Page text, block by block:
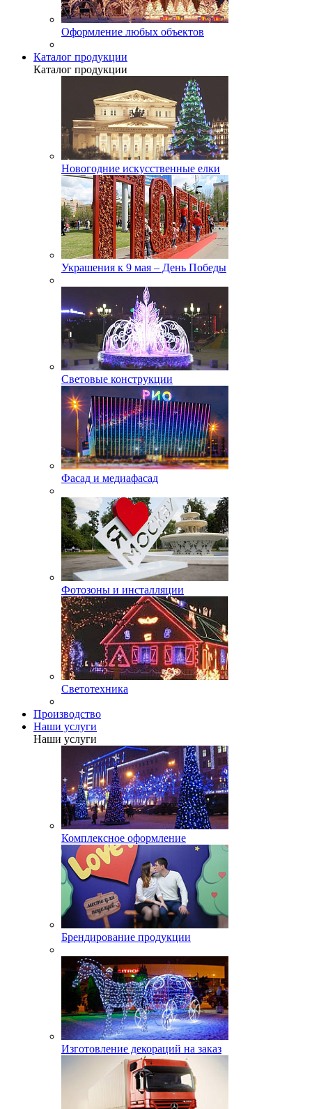
Оформление любых объектов
Каталог продукции
Каталог продукции
Новогодние искусственные елки
Украшения к 9 мая – День Победы
Световые конструкции
Фасад и медиафасад
Фотозоны и инсталляции
Светотехника
Производство
Наши услуги
Наши услуги
Комплексное оформление
Брендирование продукции
Изготовление декораций на заказ